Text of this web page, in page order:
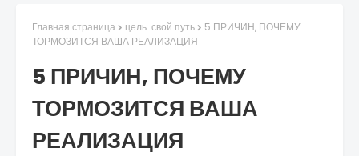
Главная страница цель. свой путь
5 ПРИЧИН, ПОЧЕМУ
ТОРМОЗИТСЯ ВАША РЕАЛИЗАЦИЯ
5 ПРИЧИН, ПОЧЕМУ
ТОРМОЗИТСЯ ВАША
РЕАЛИЗАЦИЯ